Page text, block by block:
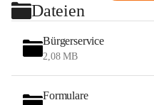
Dateien
Bürgerservice
2,08 MB
Formulare